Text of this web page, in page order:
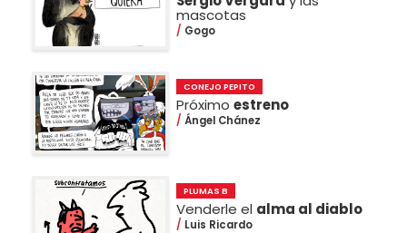
mascotas
Gogo
CONEJO PEPITO
Próximoestreno
Ángel Chánez
PLUMAS B
Venderle el alma al diablo
Luis Ricardo